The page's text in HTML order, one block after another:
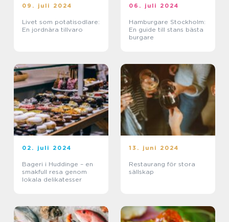
09. juli 2024
Livet som potatisodlare:
En jordnära tillvaro
06. juli 2024
Hamburgare Stockholm:
En guide till stans bästa
burgare
02. juli 2024
Bageri i Huddinge – en
smakfull resa genom
lokala delikatesser
13. juni 2024
Restaurang för stora
sällskap